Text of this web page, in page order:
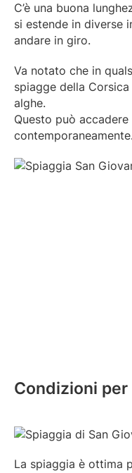
C’è una buona
si estende in diverse
andare in giro.
Va notato che in
spiagge della
alghe.
Questo può
Condizioni
La spiaggia è ottima